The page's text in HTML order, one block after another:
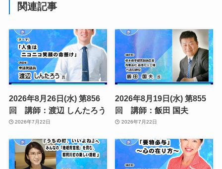
関連記事
2026年8月26日(水) 第856
回 講師：渡辺 しんたろう
2026年7月22日
2026年8月19日(水) 第855
回 講師：飯田 国夫
2026年7月22日